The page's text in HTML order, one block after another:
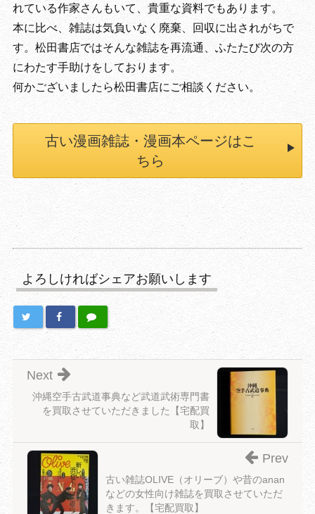
れている作家さんもいて、貴重な資料でもあります。
本に比べ、雑誌は気負いなく廃棄、回収に出されがちで
す。松田書店ではそんな雑誌を再流通、ふたたび次の方
にわたす手助けをしております。
何かございましたら松田書店にご相談ください。
古い漫画雑誌・漫画本ページはこ
ちら
よろしければシェアお願いします
沖縄空手古武道事典など武道武術専門書
を買取させていただきました【宅配買
取】
Next
古い雑誌OLIVE（オリーブ）や昔のanan
などの女性向け雑誌を買取させていただ
きます。【宅配買取】
Prev